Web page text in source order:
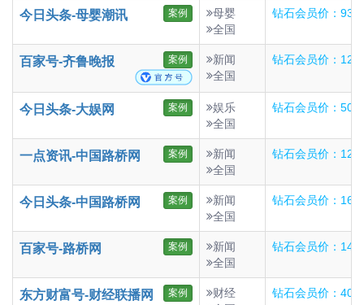
今日头条-母婴潮讯 案例
母婴
全国
钻石会员价：93元
百家号-齐鲁晚报 案例
新闻
全国
钻石会员价：120
今日头条-大娱网 案例
娱乐
全国
钻石会员价：50元
一点资讯-中国路桥网 案例
新闻
全国
钻石会员价：120
今日头条-中国路桥网 案例
新闻
全国
钻石会员价：160
百家号-路桥网 案例
新闻
全国
钻石会员价：140
东方财富号-财经联播网 案例
财经
钻石会员价：40元